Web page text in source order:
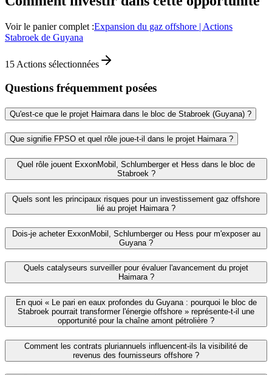
Voir le panier complet :Expansion du gaz offshore | Actions
Stabroek de Guyana
15 Actions sélectionnées
Questions fréquemment posées
Qu'est‑ce que le projet Haimara dans le bloc de Stabroek (Guyana) ?
Que signifie FPSO et quel rôle joue‑t‑il dans le projet Haimara ?
Quel rôle jouent ExxonMobil, Schlumberger et Hess dans le bloc de
Stabroek ?
Quels sont les principaux risques pour un investissement gaz offshore
lié au projet Haimara ?
Dois‑je acheter ExxonMobil, Schlumberger ou Hess pour m'exposer au
Guyana ?
Quels catalyseurs surveiller pour évaluer l'avancement du projet
Haimara ?
En quoi « Le pari en eaux profondes du Guyana : pourquoi le bloc de
Stabroek pourrait transformer l'énergie offshore » représente‑t‑il une
opportunité pour la chaîne amont pétrolière ?
Comment les contrats pluriannuels influencent‑ils la visibilité de
revenus des fournisseurs offshore ?